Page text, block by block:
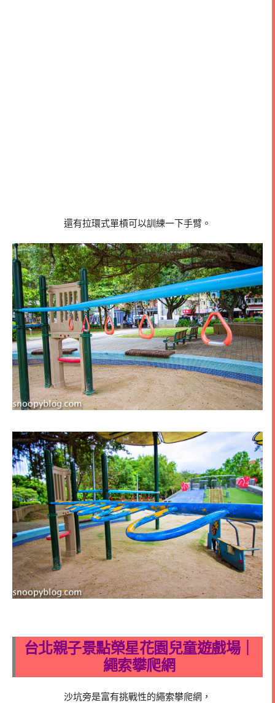
還有拉環式單槓可以訓練一下手臂。
台北親子景點榮星花園兒童遊戲場｜
繩索攀爬網
沙坑旁是富有挑戰性的繩索攀爬網，